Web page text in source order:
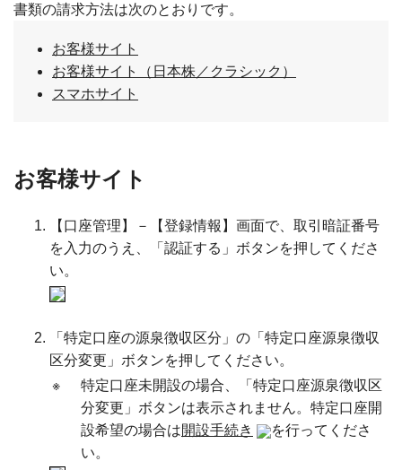
書類の請求方法は次のとおりです。
お客様サイト
お客様サイト（日本株／クラシック）
スマホサイト
お客様サイト
【口座管理】－【登録情報】画面で、取引暗証番号
を入力のうえ、「認証する」ボタンを押してくださ
い。
「特定口座の源泉徴収区分」の「特定口座源泉徴収
区分変更」ボタンを押してください。
※
特定口座未開設の場合、「特定口座源泉徴収区
分変更」ボタンは表示されません。特定口座開
設希望の場合は開設手続き
を行ってくださ
い。